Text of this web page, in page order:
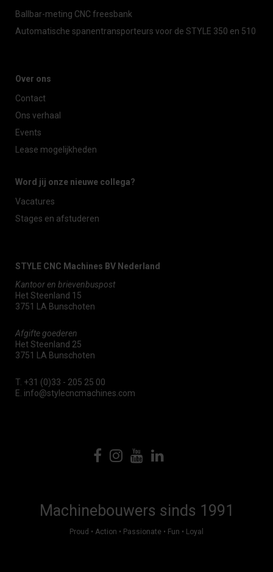
Ballbar-meting CNC freesbank
Automatische spanentransporteurs voor de STYLE 350 en 510
Over ons
Contact
Ons verhaal
Events
Lease mogelijkheden
Word jij onze nieuwe collega?
Vacatures
Stages en afstuderen
STYLE CNC Machines BV Nederland
Kantoor en brievenbuspost
Het Steenland 15
3751 LA Bunschoten
Afgifte goederen
Het Steenland 25
3751 LA Bunschoten
T. +31 (0)33 - 205 25 00
E. info@stylecncmachines.com
Machinebouwers sinds 1991
Proud • Action • Passionate • Fun • Loyal